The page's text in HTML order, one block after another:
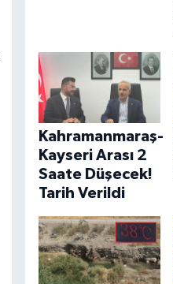
Kahramanmaraş-
Kayseri Arası 2
Saate Düşecek!
Tarih Verildi